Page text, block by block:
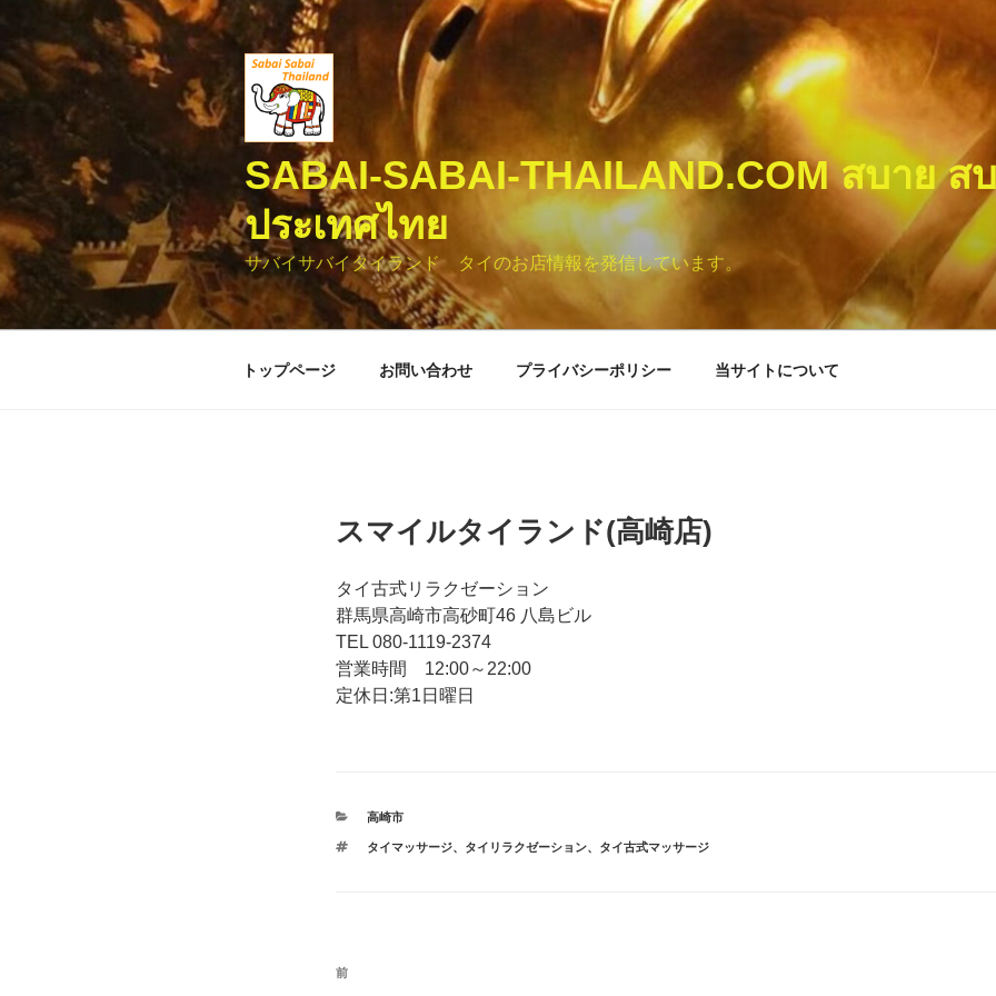
テ
ン
へ
キ
ッ
プ
SABAI-SABAI-THAILAND.COM สบาย ส
ประเทศไทย
サバイサバイタイランド タイのお店情報を発信しています。
トップページ お問い合わせ プライバシーポリシー 当サイトについて
スマイルタイランド(高崎店)
タイ古式リラクゼーション
群馬県高崎市高砂町46 八島ビル
TEL 080-1119-2374
営業時間 12:00～22:00
定休日:第1日曜日
カ
ゴ
高崎市
タ
タイマッサージ、 タイリラクゼーション、 タイ古式マッサージ
投
前
前